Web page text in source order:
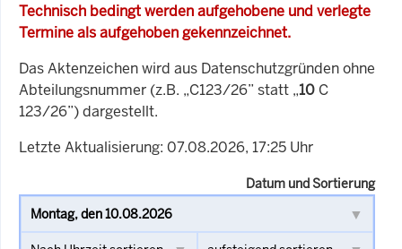
Technisch bedingt werden aufgehobene und verlegte
Termine als aufgehoben gekennzeichnet.
Das Aktenzeichen wird aus Datenschutzgründen ohne
Abteilungsnummer (z.B. „C123/26” statt „10 C
123/26”) dargestellt.
Letzte Aktualisierung: 07.08.2026, 17:25 Uhr
Datum und Sortierung